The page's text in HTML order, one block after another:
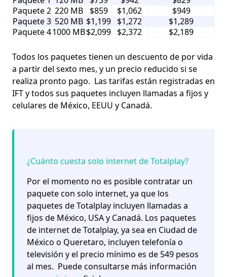
Paquete 2 220 MB $859 $1,062
$949
Paquete 3 520 MB $1,199 $1,272
$1,289
Paquete 41000 MB$2,099 $2,372 $2,189
Todos los paquetes tienen un descuento de por vida
a partir del sexto mes, y un precio reducido si se
realiza pronto pago. Las tarifas están registradas en
IFT y todos sus paquetes incluyen llamadas a fijos y
celulares de México, EEUU y Canadá.
¿Cuánto cuesta solo internet de Totalplay?
Por el momento no es posible contratar un
paquete con solo internet, ya que los
paquetes de Totalplay incluyen llamadas a
fijos de México, USA y Canadá. Los paquetes
de internet de Totalplay, ya sea en Ciudad de
México o Queretaro, incluyen telefonía o
televisión y el precio mínimo es de 549 pesos
al mes. Puede consultarse más información